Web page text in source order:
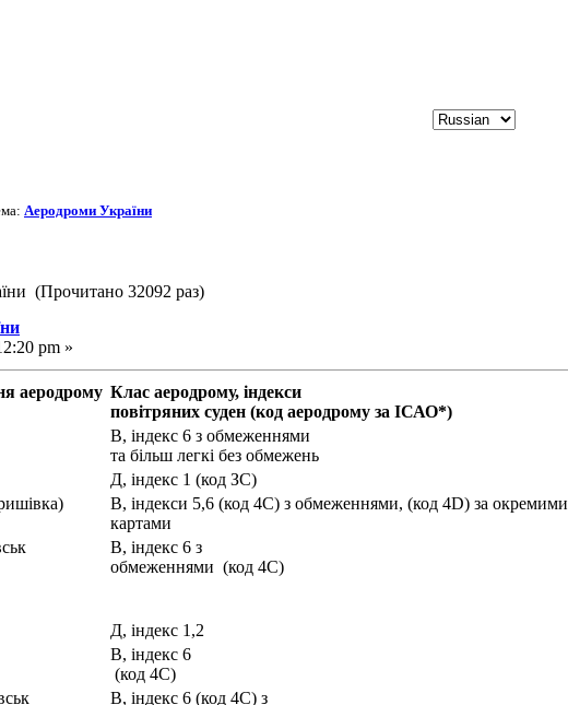
Аеродроми України
(Прочитано 32092 раз)
pm »
аеродрому Клас аеродрому, індекси
повітряних суден (код аеродрому за ІСАО*)
В, індекс 6 з обмеженнями
та більш легкі без обмежень
Д, індекс 1 (код ЗС)
В, індекси 5,6 (код 4С) з обмеженнями, (код 4D) за окремими
картами
В, індекс 6 з
обмеженнями (код 4С)
Д, індекс 1,2
В, індекс 6
(код 4С)
В, індекс 6 (код 4С) з